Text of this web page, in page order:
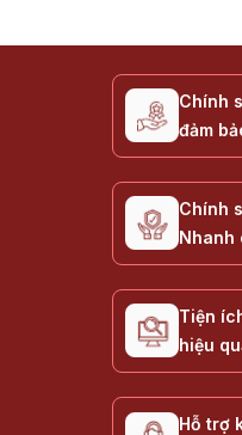
Chính
đảm
Chính
Nhanh
Tiện
hiệu
Hỗ trợ